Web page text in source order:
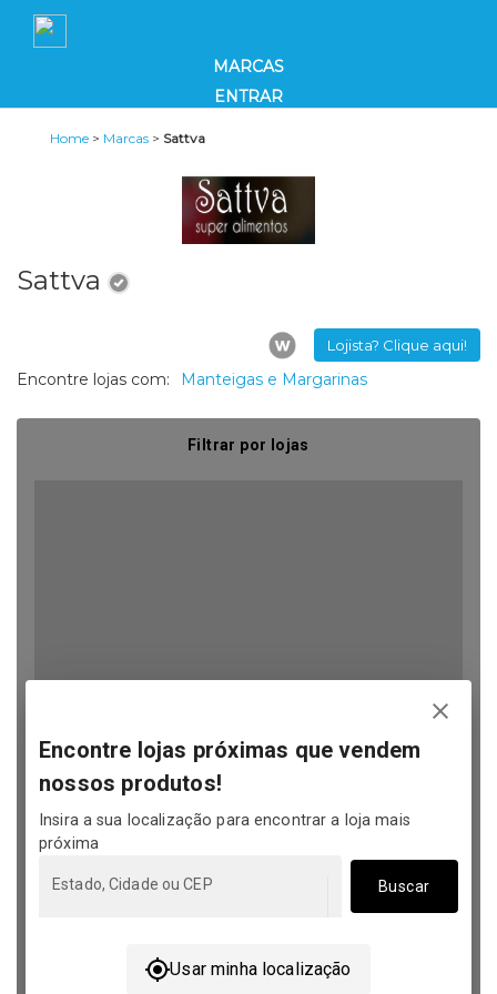
MARCAS
ENTRAR
Home > Marcas > Sattva
Sattva
Lojista? Clique aqui!
Encontre lojas com: Manteigas e Margarinas